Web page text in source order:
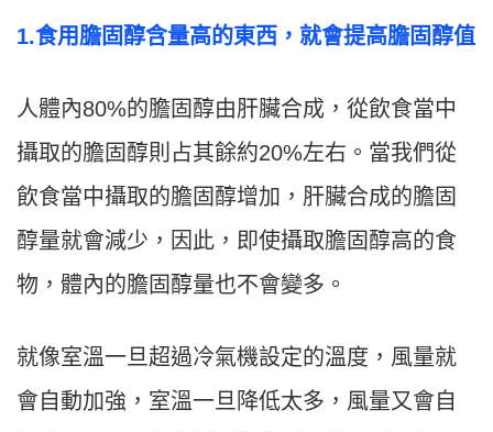
1.食用膽固醇含量高的東西，就會提高膽固醇值
人體內80%的膽固醇由肝臟合成，從飲食當中
攝取的膽固醇則占其餘約20%左右。當我們從
飲食當中攝取的膽固醇增加，肝臟合成的膽固
醇量就會減少，因此，即使攝取膽固醇高的食
物，體內的膽固醇量也不會變多。
就像室溫一旦超過冷氣機設定的溫度，風量就
會自動加強，室溫一旦降低太多，風量又會自